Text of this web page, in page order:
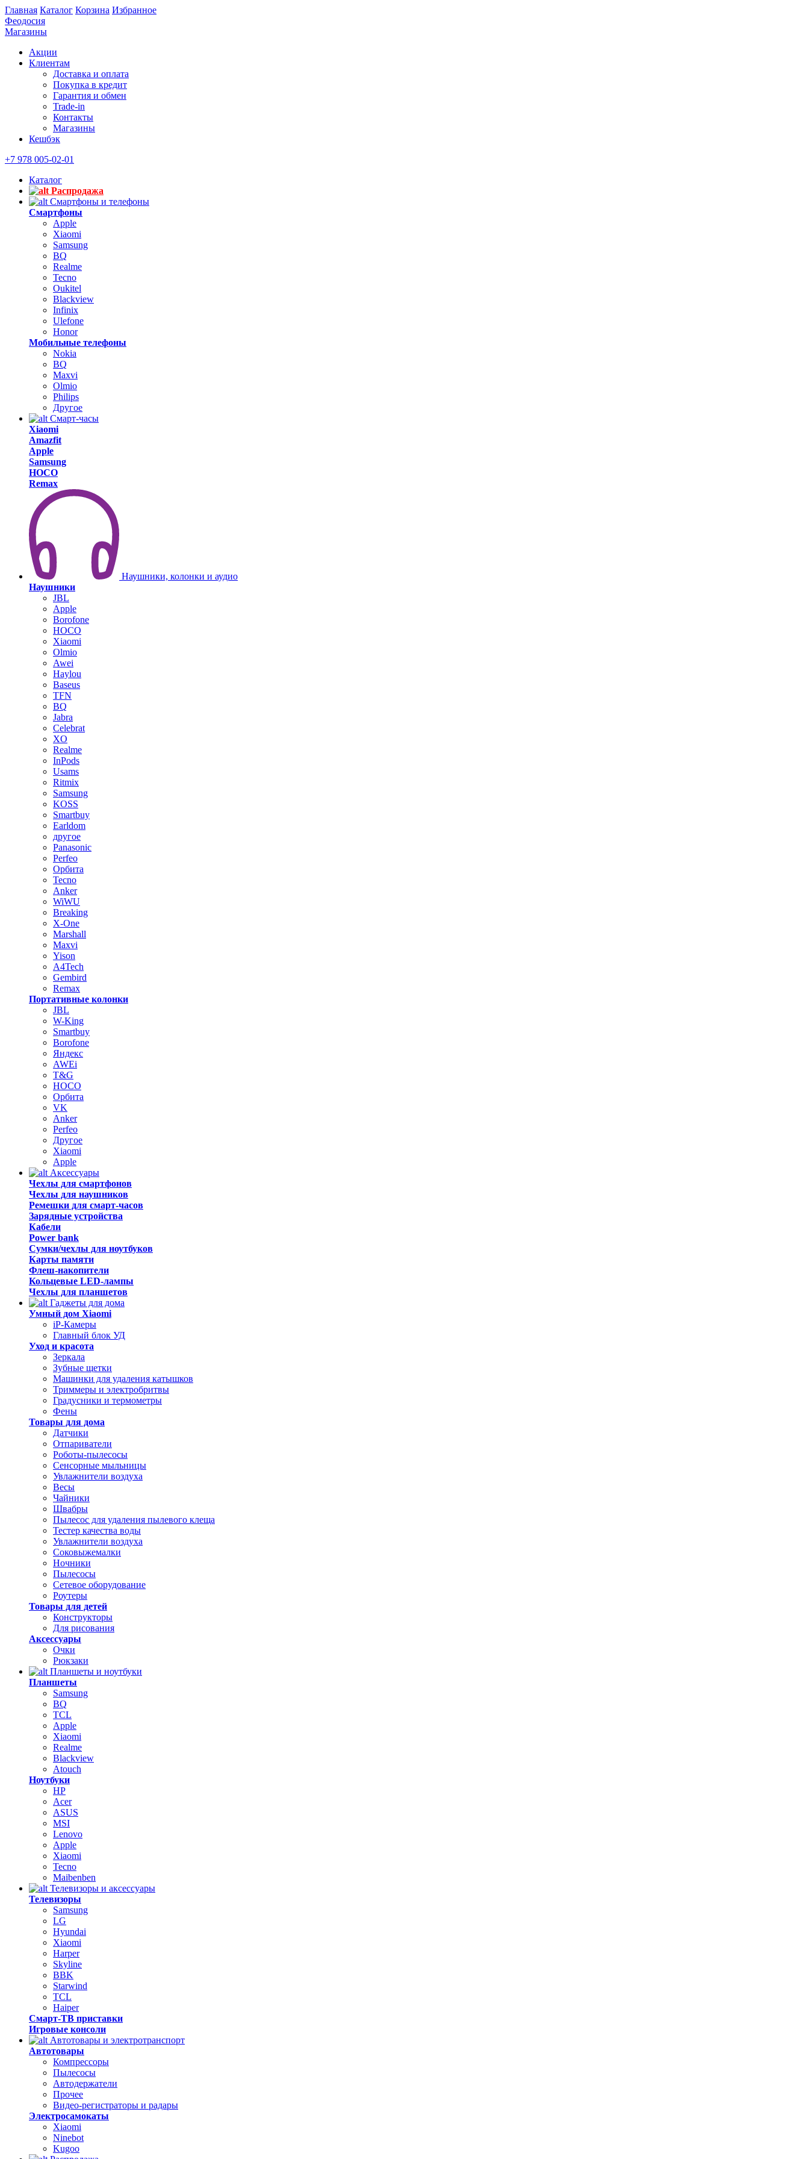
Главная Каталог Корзина Избранное
Феодосия
Магазины
Акции
Клиентам
Доставка и оплата
Покупка в кредит
Гарантия и обмен
Trade-in
Контакты
Магазины
Кешбэк
+7 978 005-02-01
Каталог
Распродажа
Смартфоны и телефоны
Смартфоны
Apple
Xiaomi
Samsung
BQ
Realme
Tecno
Oukitel
Blackview
Infinix
Ulefone
Honor
Мобильные телефоны
Nokia
BQ
Maxvi
Olmio
Philips
Другое
Смарт-часы
Xiaomi
Amazfit
Apple
Samsung
HOCO
Remax
Наушники, колонки и аудио
Наушники
JBL
Apple
Borofone
HOCO
Xiaomi
Olmio
Awei
Haylou
Baseus
TFN
BQ
Jabra
Celebrat
XO
Realme
InPods
Usams
Ritmix
Samsung
KOSS
Smartbuy
Earldom
другое
Panasonic
Perfeo
Орбита
Tecno
Anker
WiWU
Breaking
X-One
Marshall
Maxvi
Yison
A4Tech
Gembird
Remax
Портативные колонки
JBL
W-King
Smartbuy
Borofone
Яндекс
AWEi
T&G
HOCO
Орбита
VK
Anker
Perfeo
Другое
Xiaomi
Apple
Аксессуары
Чехлы для смартфонов
Чехлы для наушников
Ремешки для смарт-часов
Зарядные устройства
Кабели
Power bank
Сумки/чехлы для ноутбуков
Карты памяти
Флеш-накопители
Кольцевые LED-лампы
Чехлы для планшетов
Гаджеты для дома
Умный дом Xiaomi
iP-Камеры
Главный блок УД
Уход и красота
Зеркала
Зубные щетки
Машинки для удаления катышков
Триммеры и электробритвы
Градусники и термометры
Фены
Товары для дома
Датчики
Отпариватели
Роботы-пылесосы
Сенсорные мыльницы
Увлажнители воздуха
Весы
Чайники
Швабры
Пылесос для удаления пылевого клеща
Тестер качества воды
Увлажнители воздуха
Соковыжемалки
Ночники
Пылесосы
Сетевое оборудование
Роутеры
Товары для детей
Конструкторы
Для рисования
Аксессуары
Очки
Рюкзаки
Планшеты и ноутбуки
Планшеты
Samsung
BQ
TCL
Apple
Xiaomi
Realme
Blackview
Atouch
Ноутбуки
HP
Acer
ASUS
MSI
Lenovo
Apple
Xiaomi
Tecno
Maibenben
Телевизоры и аксессуары
Телевизоры
Samsung
LG
Hyundai
Xiaomi
Harper
Skyline
BBK
Starwind
TCL
Haiper
Смарт-ТВ приставки
Игровые консоли
Автотовары и электротранспорт
Автотовары
Компрессоры
Пылесосы
Автодержатели
Прочее
Видео-регистраторы и радары
Электросамокаты
Xiaomi
Ninebot
Kugoo